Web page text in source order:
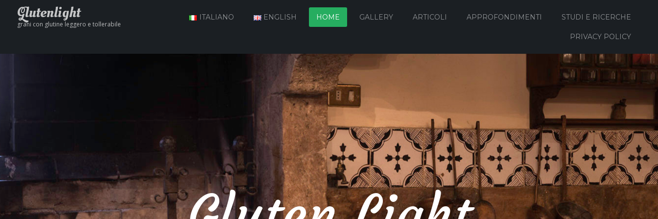
Glutenlight
grani con glutine leggero e tollerabile
ITALIANO ENGLISH HOME GALLERY ARTICOLI APPROFONDIMENTI STUDI E RICERCHE
PRIVACY POLICY